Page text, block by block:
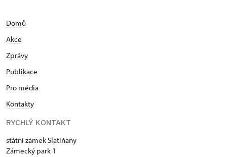
Domů
Akce
Zprávy
Publikace
Pro média
Kontakty
RYCHLÝ KONTAKT
státní zámek Slatiňany
Zámecký park 1